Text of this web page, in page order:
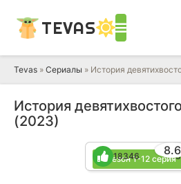
TEVAS
Tevas » Сериалы » История
История
(2023)
1 сезон 1-12 серия
8.6
18346